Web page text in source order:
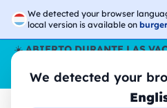
We detected your browser
local version is available on
We detected your
☀️ABIERTO DURANTE LAS
pedidos durante todo el verano,
😎🌴